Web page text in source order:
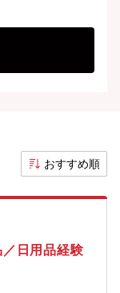
おすすめ順
日用品経験